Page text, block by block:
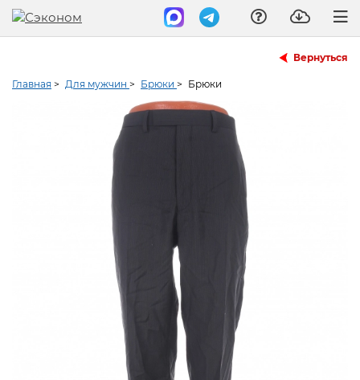
Вернуться
Главная > Для мужчин > Брюки > Брюки